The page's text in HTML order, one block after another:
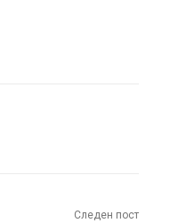
Следен пост